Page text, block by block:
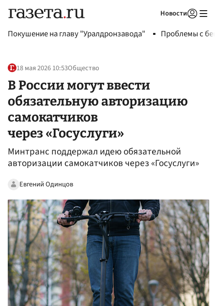
Новости
Покушение на главу "Уралдронзавода" Проблемы с
18 мая 2026 10:53Общество
В России могут ввести
обязательную авторизацию
самокатчиков
через «Госуслуги»
Минтранс поддержал идею обязательной
авторизации самокатчиков через «Госуслуги»
Евгений Одинцов